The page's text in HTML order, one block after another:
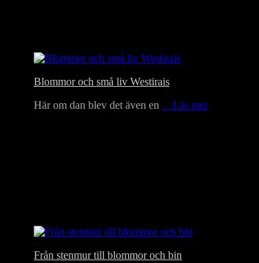
Blommor och små liv Westirais
Här om dan blev det även en …Läs mer
Från stenmur till blommor och bin